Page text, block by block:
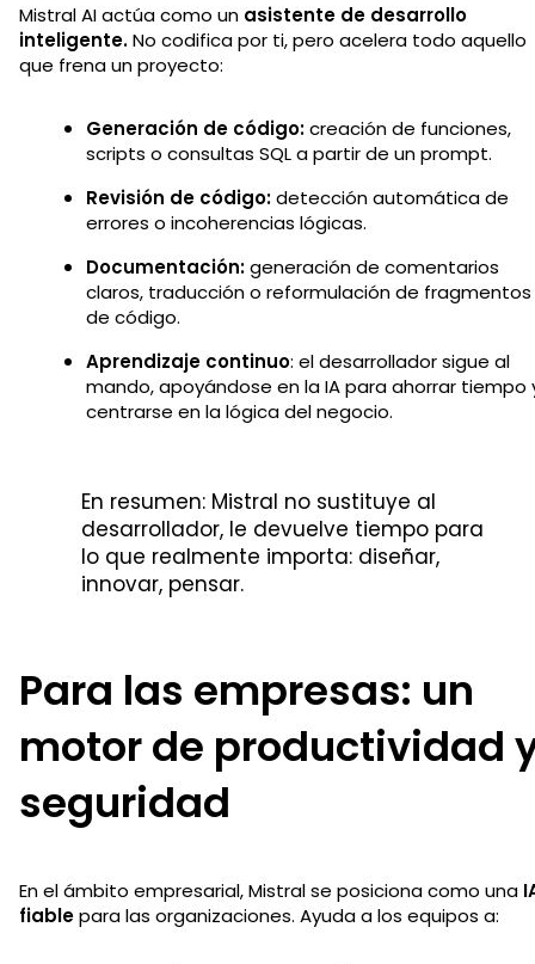
Mistral AI actúa como un asistente de desarrollo
inteligente.No codifica por ti, pero acelera todo aquello
que frena un proyecto:
Generación de código:creación de funciones,
scripts o consultas SQL a partir de un prompt.
Revisión de código:detección automática de
errores o incoherencias lógicas.
Documentación:generación de comentarios
claros, traducción o reformulación de fragmentos
de código.
Aprendizaje continuo: el desarrollador sigue al
mando, apoyándose en la IA para ahorrar tiempo
centrarse en la lógica del negocio.
En resumen: Mistral no sustituye al
desarrollador, le devuelve tiempo para
lo que realmente importa: diseñar,
innovar, pensar.
Para las empresas: un
motor de productividad
seguridad
En el ámbito empresarial, Mistral se posiciona como una
fiablepara las organizaciones. Ayuda a los equipos a: